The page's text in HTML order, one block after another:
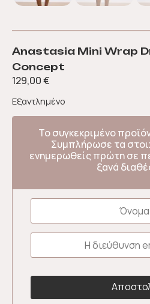
Anastasia Mini Wrap
Concept
129,00€
Εξαντλημένο
Το συγκεκριμένο
Συμπλήρωσε τα
ενημερωθείς πρώτη σε
ξανά